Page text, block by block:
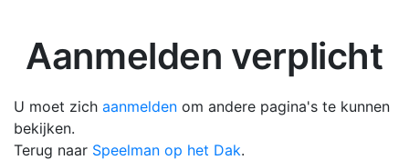
Aanmelden verplicht
U moet zich aanmelden om andere pagina's te kunnen
bekijken.
Terug naar Speelman op het Dak.